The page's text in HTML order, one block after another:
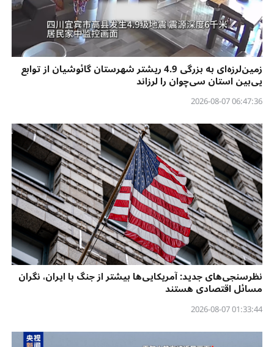
زمین‌لرزه‌ای به بزرگی 4.9 ریشتر شهرستان گائوشیان از توابع
یی‌بین استان سی‌چوان را لرزاند
06:47:36 2026-08-07
نظرسنجی‌‌های جدید: آمریکایی‌ها بیشتر از جنگ با ایران، نگران
مسائل اقتصادی هستند
01:33:44 2026-08-07